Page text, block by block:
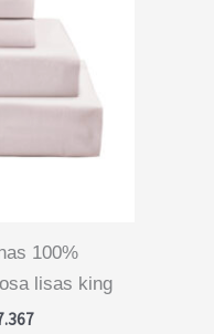
lisas king
El